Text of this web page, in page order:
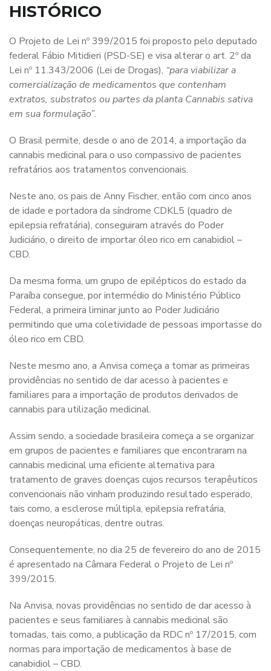
HISTÓRICO
O Projeto de Lei nº 399/2015 foi proposto pelo deputado
federal Fábio Mitidieri (PSD-SE) e visa alterar o art. 2º da
Lei nº 11.343/2006 (Lei de Drogas), “para viabilizar a
comercialização de medicamentos que contenham
extratos, substratos ou partes da planta Cannabis sativa
em sua formulação”.
O Brasil permite, desde o ano de 2014, a importação da
cannabis medicinal para o uso compassivo de pacientes
refratários aos tratamentos convencionais.
Neste ano, os pais de Anny Fischer, então com cinco anos
de idade e portadora da síndrome CDKL5 (quadro de
epilepsia refratária), conseguiram através do Poder
Judiciário, o direito de importar óleo rico em canabidiol –
CBD.
Da mesma forma, um grupo de epilépticos do estado da
Paraíba consegue, por intermédio do Ministério Público
Federal, a primeira liminar junto ao Poder Judiciário
permitindo que uma coletividade de pessoas importasse do
óleo rico em CBD.
Neste mesmo ano, a Anvisa começa a tomar as primeiras
providências no sentido de dar acesso à pacientes e
familiares para a importação de produtos derivados de
cannabis para utilização medicinal.
Assim sendo, a sociedade brasileira começa a se organizar
em grupos de pacientes e familiares que encontraram na
cannabis medicinal uma eficiente alternativa para
tratamento de graves doenças cujos recursos terapêuticos
convencionais não vinham produzindo resultado esperado,
tais como, a esclerose múltipla, epilepsia refratária,
doenças neuropáticas, dentre outras.
Consequentemente, no dia 25 de fevereiro do ano de 2015
é apresentado na Câmara Federal o Projeto de Lei nº
399/2015.
Na Anvisa, novas providências no sentido de dar acesso à
pacientes e seus familiares à cannabis medicinal são
tomadas, tais como, a publicação da RDC nº 17/2015, com
normas para importação de medicamentos à base de
canabidiol – CBD.